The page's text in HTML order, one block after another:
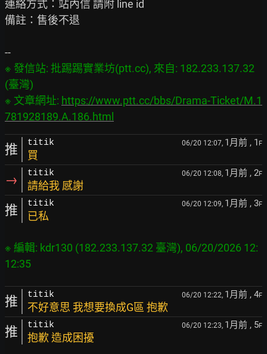
連絡方式：站內信 請附 line id
備註：售後不退
※ 發信站: 批踢踢實業坊(ptt.cc), 來自: 182.233.137.32
(臺灣)
※ 文章網址: https://www.ptt.cc/bbs/Drama-Ticket/M.1
781928189.A.186.html
推 titik 06/20 12:07, 1月前 , 1 F
買
→ titik 06/20 12:08, 1月前 , 2F
請給我 感謝
推 titik 06/20 12:09, 1月前 , 3F
已私
※ 編輯: kdr130 (182.233.137.32 臺灣), 06/20/2026 12:
推 titik 06/20 12:22, 1月前 , 4F
不好意思 我想要換成G區 抱歉
推 titik 06/20 12:23, 1月前 , 5F
抱歉 造成困擾